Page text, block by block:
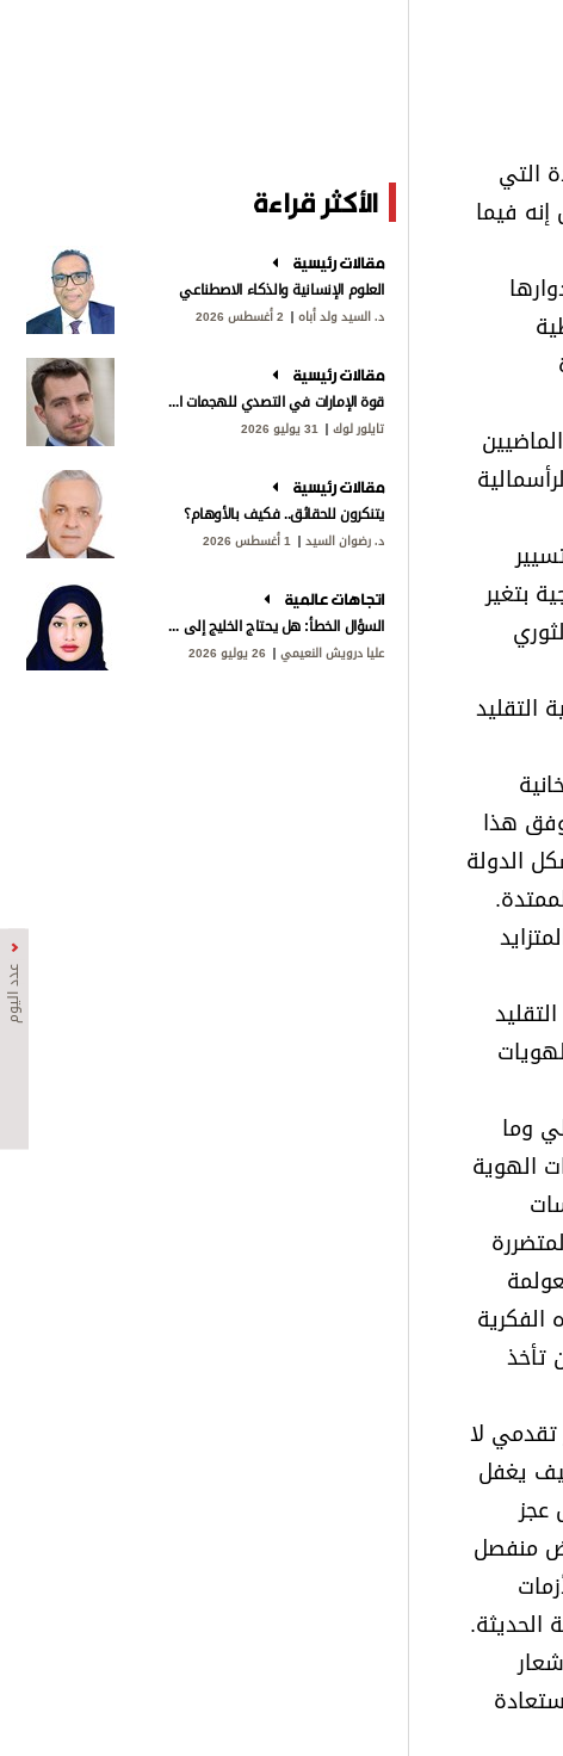
عدد اليوم
التي
إنه فيما
بتغير
التقليد
هذا
الدولة
وما
الهوية
الفكرية
تأخذ
تقدمي لا
يغفل
عجز
منفصل
الحديثة.
الأكثر قراءة
مقالات رئيسية
العلوم الإنسانية والذكاء الاصطناعي
د. السيد ولد أباه 2 أغسطس 2026
مقالات رئيسية
قوة الإمارات في التصدي للهجمات الإيرانية
تايلور لوك 31 يوليو 2026
مقالات رئيسية
يتنكرون للحقائق.. فكيف بالأوهام؟
د. رضوان السيد 1 أغسطس 2026
اتجاهات عالمية
السؤال الخطأ: هل يحتاج الخليج إلى «ناتو»؟
عليا درويش النعيمي 26 يوليو 2026